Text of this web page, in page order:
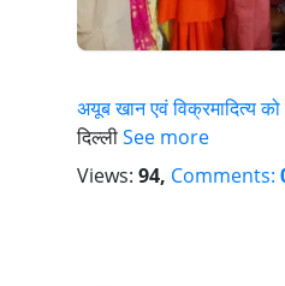
अयूब खान एवं विक्रमादित्य
दिल्लीSee more
Views: 94, Comments: